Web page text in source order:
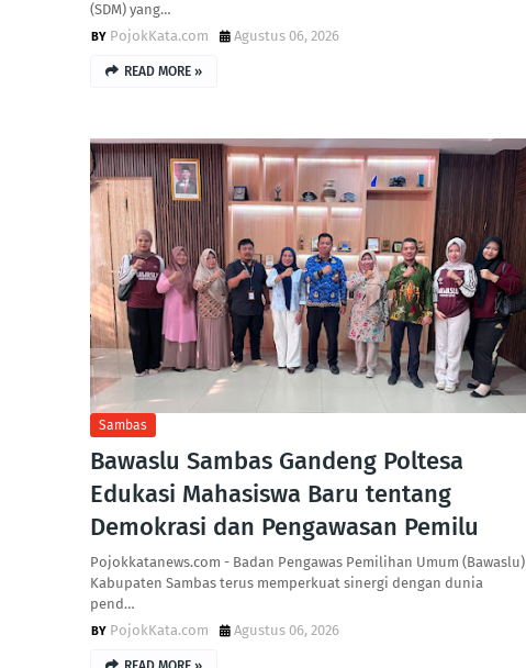
(SDM) yang…
PojokKata.com
Agustus 06, 2026
READ MORE »
Sambas
Bawaslu Sambas Gandeng Poltesa
Edukasi Mahasiswa Baru tentang
Demokrasi dan Pengawasan Pemilu
Pojokkatanews.com - Badan Pengawas Pemilihan Umum (Bawaslu)
Kabupaten Sambas terus memperkuat sinergi dengan dunia
pend…
PojokKata.com
Agustus 06, 2026